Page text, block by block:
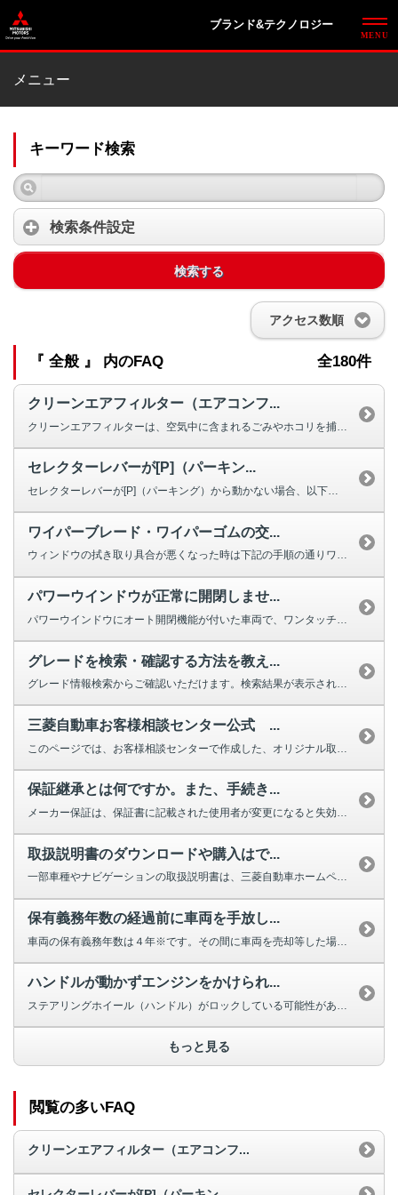
ブランド&テクノロジー
メニュー
キーワード検索
検索条件設定
検索する
アクセス数順
『 全般 』 内のFAQ 全180件
クリーンエアフィルター（エアコンフ...
セレクターレバーが[P]（パーキン...
セレクターレバーが[P]（パーキング）から動かない場合、以下を確認してくだ...
ワイパーブレード・ワイパーゴムの交...
ウィンドウの拭き取り具合が悪くなった時は下記の手順の通りワイパーの交換をし...
パワーウインドウが正常に開閉しませ...
パワーウインドウにオート開閉機能が付いた車両で、ワンタッチで完全に閉じ...
グレードを検索・確認する方法を教え...
グレード情報検索からご確認いただけます。検索結果が表示されない場合は、お手...
三菱自動車お客様相談センター公式 ...
保証継承とは何ですか。また、手続き...
メーカー保証は、保証書に記載された使用者が変更になると失効しますが、車両の...
取扱説明書のダウンロードや購入はで...
一部車種やナビゲーションの取扱説明書は、三菱自動車ホームページよりダウンロ...
保有義務年数の経過前に車両を手放し...
ハンドルが動かずエンジンをかけられ...
ステアリングホイール（ハンドル）がロックしている可能性があります。 ほと...
もっと見る
閲覧の多いFAQ
クリーンエアフィルター（エアコンフ...